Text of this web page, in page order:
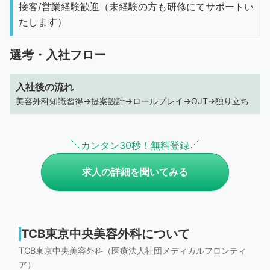
接客/営業経験歓迎（未経験の方も研修にてサポートい
たします）
選考・入社フロー
入社後の流れ
美容外科知識習得→提案設計→ロールプレイ→OJT→独り立ち
カンタン30秒！無料登録
求人の詳細を聞いてみる
TCB東京中央美容外科について
TCB東京中央美容外科（医療法人社団メディカルフロンティ
ア）